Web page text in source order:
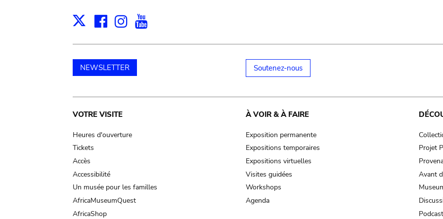
X Facebook
Instagram
NEWSLETTER Soutenez-nous
Main
navigation
VOTRE VISITE
Heures d'ouverture
Tickets
Accès
Accessibilité
Un musée pour les familles
AfricaMuseumQuest
AfricaShop
À VOIR & À FAIRE
Exposition permanente
Expositions temporaires
Expositions virtuelles
Visites guidées
Workshops
Agenda
Projet
Avant